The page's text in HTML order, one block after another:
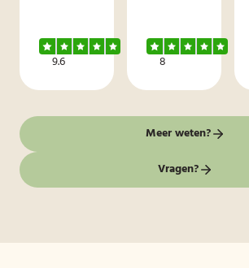
9.6 8
Meer weten?
Vragen?